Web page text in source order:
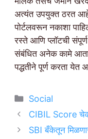
अत्यंत उपयुक्त ठरत
पोर्टलवरून नकाशा
रस्ते आणि प्लॉटची
संबंधित अनेक कामे
पद्धतीने पूर्ण करता येत
Categories
Social
CIBIL Score चेक
SBI बँकेतून